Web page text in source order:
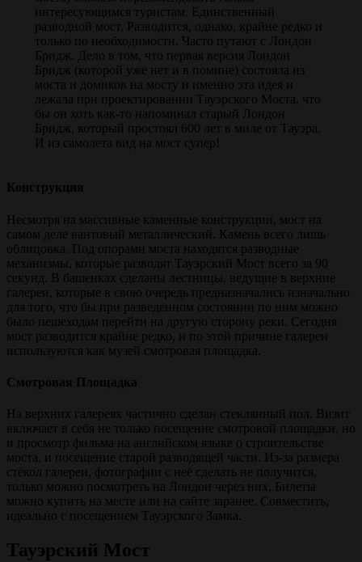
интересующимся туристам. Единственный
разводной мост. Разводится, однако, крайне редко и
только по необходимости. Часто путают с Лондон
Бридж. Дело в том, что первая версия Лондон
Бридж (которой уже нет и в помине) состояла из
моста и домиков на мосту и именно эта идея и
лежала при проектировании Тауэрского Моста, что
бы он хоть как-то напоминал старый Лондон
Бридж, который простоял 600 лет в миле от Тауэра.
И из самолета вид на мост супер!
Конструкция
Несмотря на массивные каменные конструкции, мост на
самом деле вантовый металлический. Камень всего лишь
облицовка. Под опорами моста находятся разводные
механизмы, которые разводят Тауэрский Мост всего за 90
секунд. В башенках сделаны лестницы, ведущие в верхние
галереи, которые в свою очередь предназначались изначально
для того, что бы при разведенном состоянии по ним можно
было пешеходам перейти на другую сторону реки. Сегодня
мост разводится крайне редко, и по этой причине галереи
используются как музей смотровая площадка.
Смотровая Площадка
На верхних галереях частично сделан стеклянный пол. Визит
включает в себя не только посещение смотровой площадки, но
и просмотр фильма на английском языке о строительстве
моста, и посещение старой разводящей части. Из-за размера
стёкол галереи, фотографии с неё сделать не получится,
только можно посмотреть на Лондон через них. Билеты
можно купить на месте или на сайте заранее. Совместить,
идеально с посещением Тауэрского Замка.
Тауэрский Мост